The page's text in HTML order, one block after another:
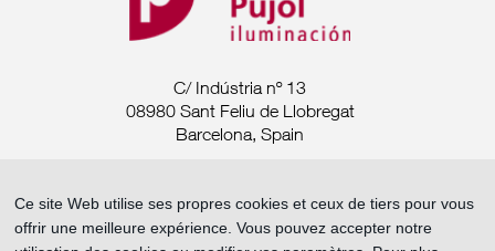
C/ Indústria nº 13
08980 Sant Feliu de Llobregat
Barcelona, Spain
Tel. +34 93 685 7880
export@pujoliluminacion.com
Ce site Web utilise ses propres cookies et ceux de tiers pour vous
offrir une meilleure expérience. Vous pouvez accepter notre